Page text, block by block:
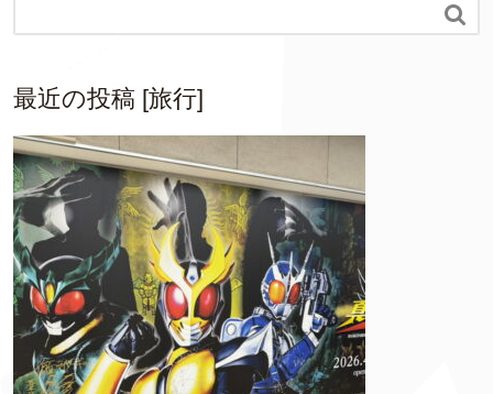

最近の投稿 [旅行]